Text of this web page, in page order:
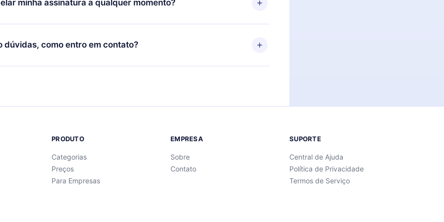
momento através do nosso aplicativo disponível para iOS, Android e
minha assinatura a qualquer momento?
por não renovar sua assinatura do 12min, você pode cancelar a
e o próximo ciclo de cobrança não ocorrerá.
dúvidas, como entro em contato?
para entrar em contato porsupport@12min.com.
PRODUTO
Categorias
Preços
Para Empresas
EMPRESA
Sobre
Contato
SUPORTE
Central de Ajuda
Política de Privacidade
Termos de Serviço